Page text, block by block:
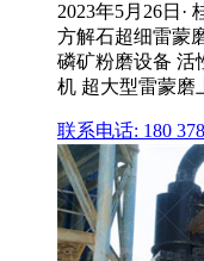
2023年5月26日·
方解石超细雷蒙
磷矿粉磨设备 活
机 超大型雷蒙磨
联系电话: 180